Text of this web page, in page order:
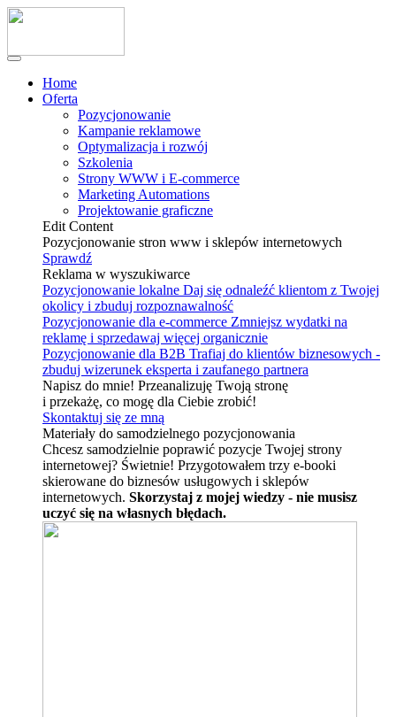
Home
Oferta
Pozycjonowanie
Kampanie reklamowe
Optymalizacja i rozwój
Szkolenia
Strony WWW i E-commerce
Marketing Automations
Projektowanie graficzne
Edit Content
Pozycjonowanie stron www i sklepów internetowych
Sprawdź
Reklama w wyszukiwarce
Pozycjonowanie lokalne Daj się odnaleźć klientom z Twojej
okolicy i zbuduj rozpoznawalność
Pozycjonowanie dla e-commerce Zmniejsz wydatki na
reklamę i sprzedawaj więcej organicznie
Pozycjonowanie dla B2B Trafiaj do klientów biznesowych -
zbuduj wizerunek eksperta i zaufanego partnera
Napisz do mnie! Przeanalizuję Twoją stronę
i przekażę, co mogę dla Ciebie zrobić!
Skontaktuj się ze mną
Materiały do samodzielnego pozycjonowania
Chcesz samodzielnie poprawić pozycje Twojej strony
internetowej? Świetnie! Przygotowałem trzy e-booki
skierowane do biznesów usługowych i sklepów
internetowych. Skorzystaj z mojej wiedzy - nie musisz
uczyć się na własnych błędach.